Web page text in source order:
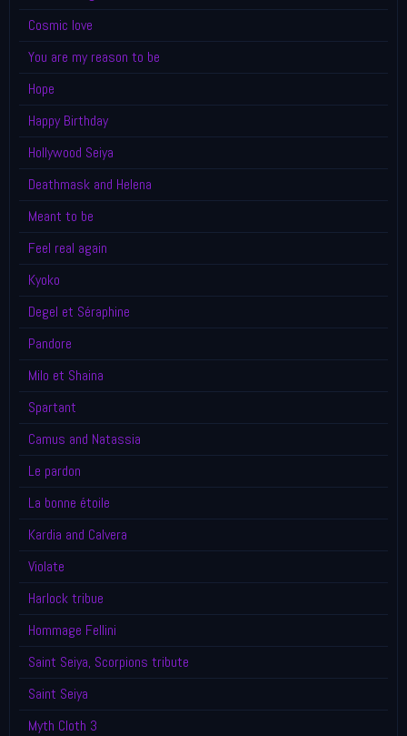
Cosmic love
You are my reason to be
Hope
Happy Birthday
Hollywood Seiya
Deathmask and Helena
Meant to be
Feel real again
Kyoko
Degel et Séraphine
Pandore
Milo et Shaina
Spartant
Camus and Natassia
Le pardon
La bonne étoile
Kardia and Calvera
Violate
Harlock tribue
Hommage Fellini
Saint Seiya, Scorpions tribute
Saint Seiya
Myth Cloth 3